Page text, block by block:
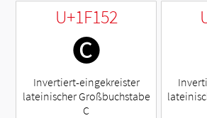
U+1F152
🅒
Invertiert-eingekreister
lateinischer Großbuchstabe
C